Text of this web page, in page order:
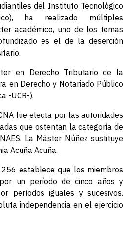
del Instituto Tecnológico
ha realizado múltiples
académico, uno de los temas
es el de la deserción
en Derecho Tributario de la
en Derecho y Notariado Público
-UCR-).
fue electa por las autoridades
que ostentan la categoría de
La Máster Núñez sustituye
Acuña Acuña.
establece que los miembros
un período de cinco años y
períodos iguales y sucesivos.
independencia en el ejercicio